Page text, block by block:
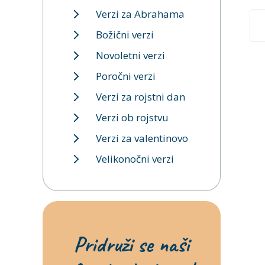
Verzi za Abrahama
Božični verzi
Novoletni verzi
Poročni verzi
Verzi za rojstni dan
Verzi ob rojstvu
Verzi za valentinovo
Velikonočni verzi
Pridruži se naši